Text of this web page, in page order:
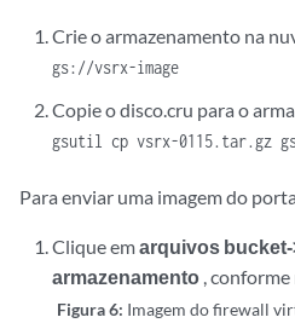
Crie o armazenamento na
gs://vsrx-image
Copie o disco.cru para o
gsutil cp vsrx-0115.tar.gz
Para enviar uma imagem do
Clique emarquivos
armazenamento ,
Figura 6: Imagem do firewall